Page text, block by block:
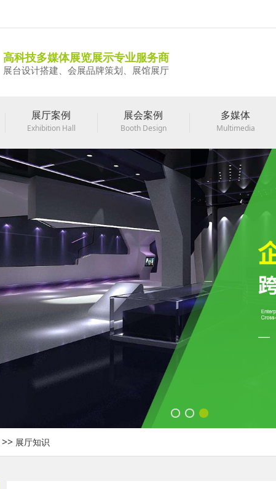
高科技多媒体展览展示专业服务商
展台设计搭建、会展品牌策划、展馆展厅
展厅案例
Exhibition Hall
展会案例
Booth Design
多媒体
Multimedia
>> 展厅知识